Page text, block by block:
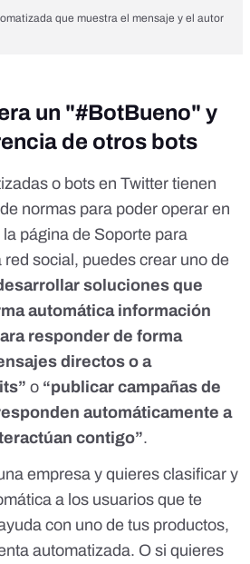
que muestra el mensaje y el autor
un "#BotBueno" y
de otros bots
o bots en Twitter tienen
normas para poder operar en
la página de Soporte para
social, puedes crear uno de
soluciones que
automática información
responder de forma
directos o a
o “publicar campañas de
automáticamente a
contigo”.
empresa y quieres clasificar y
a los usuarios que te
con uno de tus productos,
automatizada. O si quieres